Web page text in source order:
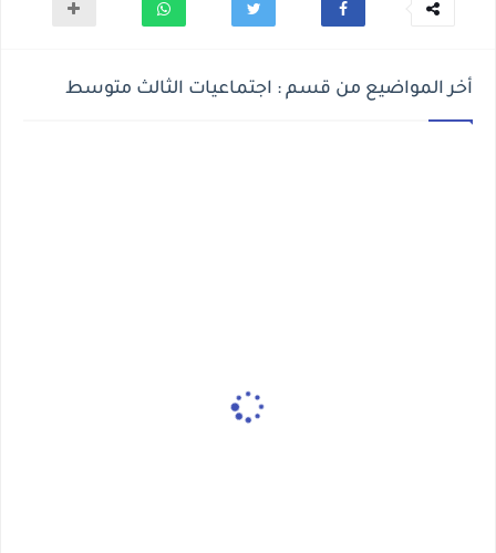
أخر المواضيع من قسم : اجتماعيات الثالث متوسط